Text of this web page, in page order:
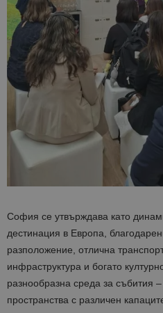
София се утвърждава като
дестинация в Европа,
разположение, отлична
инфраструктура и богато
разнообразна среда за събития
пространства с различен